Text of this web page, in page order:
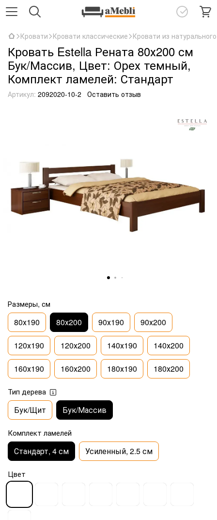
Кровати Кровати классические Кровати из
Кровать Estella Рената 80х200 см
Бук/Масcив, Цвет: Орех темный,
Комплект ламелей: Стандарт
Артикул: 2092020-10-2 Оставить отзыв
Размеры, см
80х190 80х200 90х190 90х200
120х190 120х200 140х190 140х200
160х190 160х200 180х190 180х200
Тип дерева
Бук/Щит Бук/Массив
Комплект ламелей
Стандарт, 4 см Усиленный, 2.5 см
Цвет